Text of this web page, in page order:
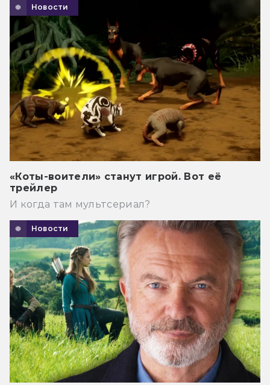
Новости
«Коты-воители» станут игрой. Вот её
трейлер
И когда там мультсериал?
Новости